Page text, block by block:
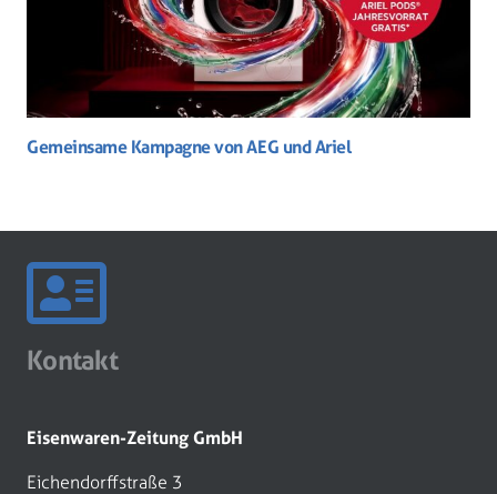
Gemeinsame Kampagne von AEG und Ariel
Kontakt
Eisenwaren-Zeitung GmbH
Eichendorffstraße 3